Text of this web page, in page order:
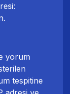
yorum
tespitine